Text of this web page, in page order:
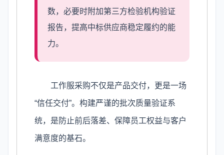
数，必要时附加第三方检验机构验证
报告，提高中标供应商稳定履约的能
力。
工作服采购不仅是产品交付，更是一场
“信任交付”。构建严谨的批次质量验证系
统，是防止前后落差、保障员工权益与客户
满意度的基石。